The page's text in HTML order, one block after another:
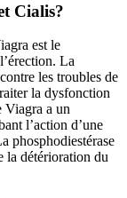
Cialis?
est le
La
les troubles de
la dysfonction
Viagra a un
l’action d’une
phosphodiestérase
la détérioration du